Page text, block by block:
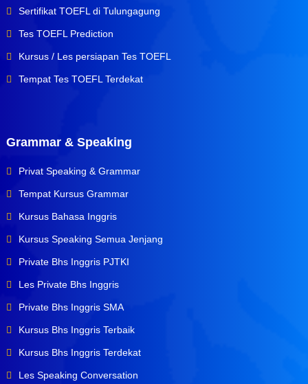
Sertifikat TOEFL di Tulungagung
Tes TOEFL Prediction
Kursus / Les persiapan Tes TOEFL
Tempat Tes TOEFL Terdekat
Grammar & Speaking
Privat Speaking & Grammar
Tempat Kursus Grammar
Kursus Bahasa Inggris
Kursus Speaking Semua Jenjang
Private Bhs Inggris PJTKI
Les Private Bhs Inggris
Private Bhs Inggris SMA
Kursus Bhs Inggris Terbaik
Kursus Bhs Inggris Terdekat
Les Speaking Conversation